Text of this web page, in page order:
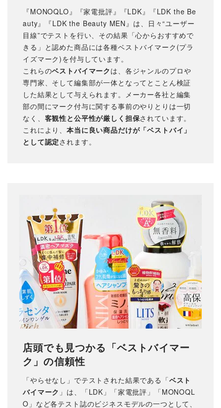
『MONOQLO』『家電批評』『LDK』『LDK the Be
auty』『LDK the Beauty MEN』は、日々“ユーザー
目線”でテストを行い、その結果「心からおすすめで
きる」と認めた商品には各種ベストバイマーク(プラ
イズマーク)を付与しています。
これらのベストバイマーク は、各ジャンルのプロや
専門家、そして編集部が一体となってとことん検証
した結果として与えられます。メーカー各社と編集
部の間にマーク付与に関する事前のやりとりは一切
なく、 客観性と公平性が厳しく担保されています。
これにより、本当に良い商品だけが「ベストバイ」
として認定されます。
店頭でも見つかる「ベストバイマー
ク」の信頼性
「やらせなし」でテストされた結果である「ベスト
バイマーク 」は、「LDK」「家電批評」「MONOQL
O」など各テスト誌のビジネスモデルの一つとして、